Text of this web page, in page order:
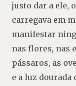
justo dar a ele,
carregava em
manifestar
nas flores, nas
pássaros, as
e a luz dourada